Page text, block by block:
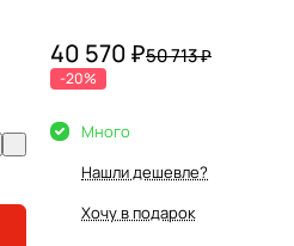
40 570 ₽50 713 ₽
-20%
Много
Нашли дешевле?
Хочу в подарок